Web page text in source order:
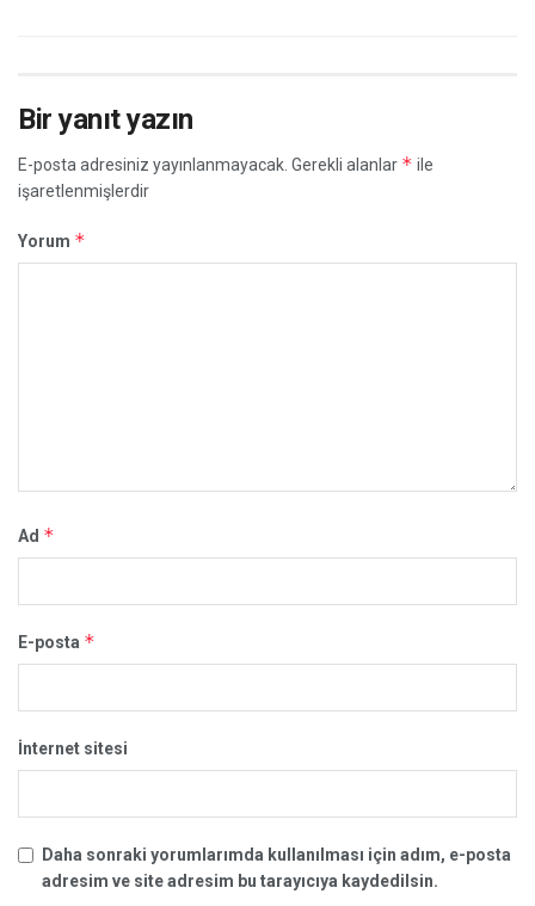
Bir yanıt yazın
E-posta adresiniz yayınlanmayacak. Gerekli alanlar * ile
işaretlenmişlerdir
Yorum *
Ad *
E-posta *
İnternet sitesi
Daha sonraki yorumlarımda kullanılması için adım, e-posta
adresim ve site adresim bu tarayıcıya kaydedilsin.